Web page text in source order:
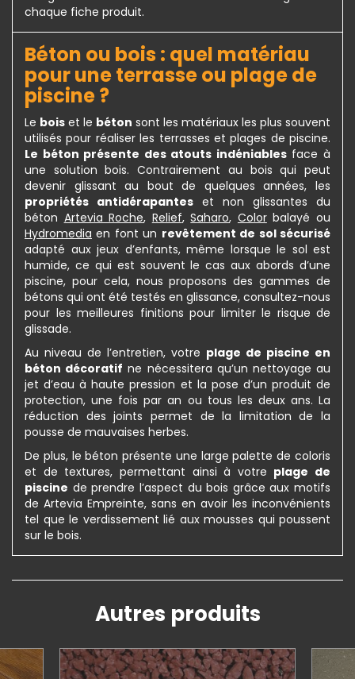
chaque fiche produit.
Béton ou bois : quel matériau
pour une terrasse ou plage de
piscine ?
Le bois et le béton sont les matériaux les plus souvent
utilisés pour réaliser les terrasses et plages de piscine.
Le béton présente des atouts indéniablesface à
une solution bois. Contrairement au bois qui peut
devenir glissant au bout de quelques années, les
propriétés antidérapantes et non glissantes du
béton Artevia Roche, Relief,Saharo, Colorbalayé ou
Hydromedia en font un revêtement de sol sécurisé
adapté aux jeux d’enfants, même lorsque le sol est
humide, ce qui est souvent le cas aux abords d’une
piscine, pour cela, nous proposons des gammes de
bétons qui ont été testés en glissance, consultez-nous
pour les meilleures finitions pour limiter le risque de
glissade.
Au niveau de l’entretien, votre plage de piscine en
béton décoratif ne nécessitera qu’un nettoyage au
jet d’eau à haute pression et la pose d’un produit de
protection, une fois par an ou tous les deux ans. La
réduction des joints permet de la limitation de la
pousse de mauvaises herbes.
De plus, le béton présente une large palette de coloris
et de textures, permettant ainsi à votre plage de
piscine de prendre l’aspect du bois grâce aux motifs
de Artevia Empreinte, sans en avoir les inconvénients
tel que le verdissement lié aux mousses qui poussent
sur le bois.
Autres produits